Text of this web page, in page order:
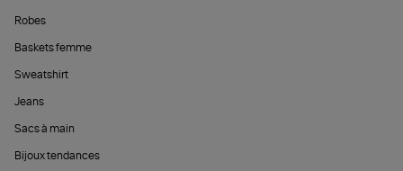
Robes
Baskets femme
Sweatshirt
Jeans
Sacs à main
Bijoux tendances